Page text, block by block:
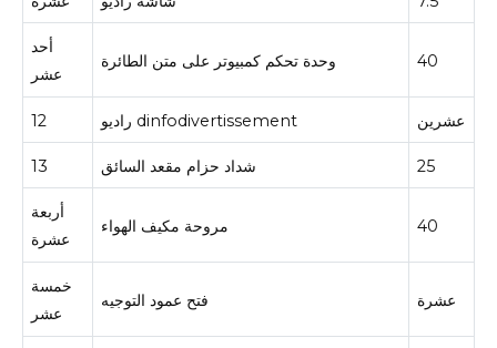
أحد
عشر
وحدة تحكم كمبيوتر على متن الطائرة 40
12 راديو dinfodivertissement عشرين
13 شداد حزام مقعد السائق 25
أربعة
عشرة
مروحة مكيف الهواء 40
خمسة
عشر
فتح عمود التوجيه عشرة